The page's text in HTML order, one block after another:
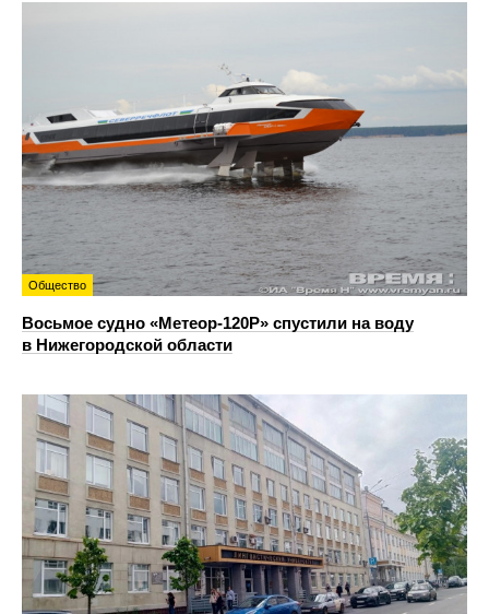
Общество
Восьмое судно «Метеор-120Р» спустили на воду
в Нижегородской области